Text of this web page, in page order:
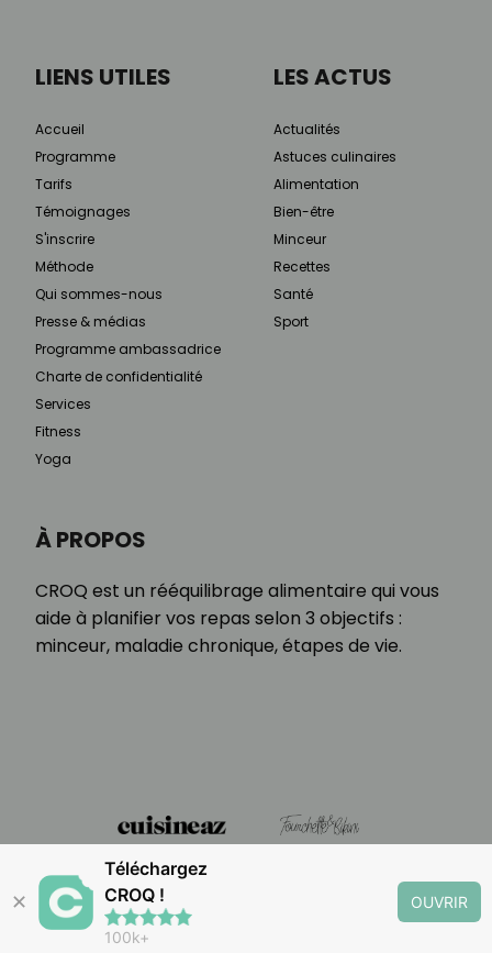
À PROPOS
CROQ est un rééquilibrage alimentaire qui vous
aide à planifier vos repas selon 3 objectifs :
minceur, maladie chronique, étapes de vie.
LIENS UTILES
Accueil
Programme
Tarifs
Témoignages
S'inscrire
Méthode
Qui sommes-nous
Presse & médias
Programme ambassadrice
Charte de confidentialité
Services
Fitness
Yoga
LES ACTUS
Actualités
Astuces culinaires
Alimentation
Bien-être
Minceur
Recettes
Santé
Sport
✕
Téléchargez
CROQ !
100k+
OUVRIR